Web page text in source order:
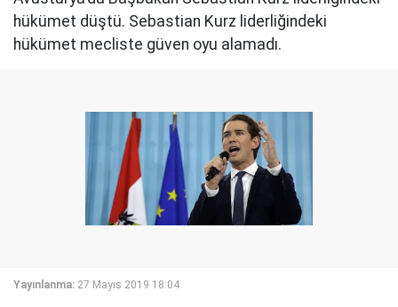
hükümet düştü. Sebastian Kurz liderliğindeki
hükümet mecliste güven oyu alamadı.
Yayınlanma: 27 Mayıs 2019 18:04